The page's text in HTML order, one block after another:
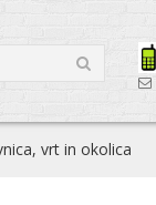
vrt in okolica